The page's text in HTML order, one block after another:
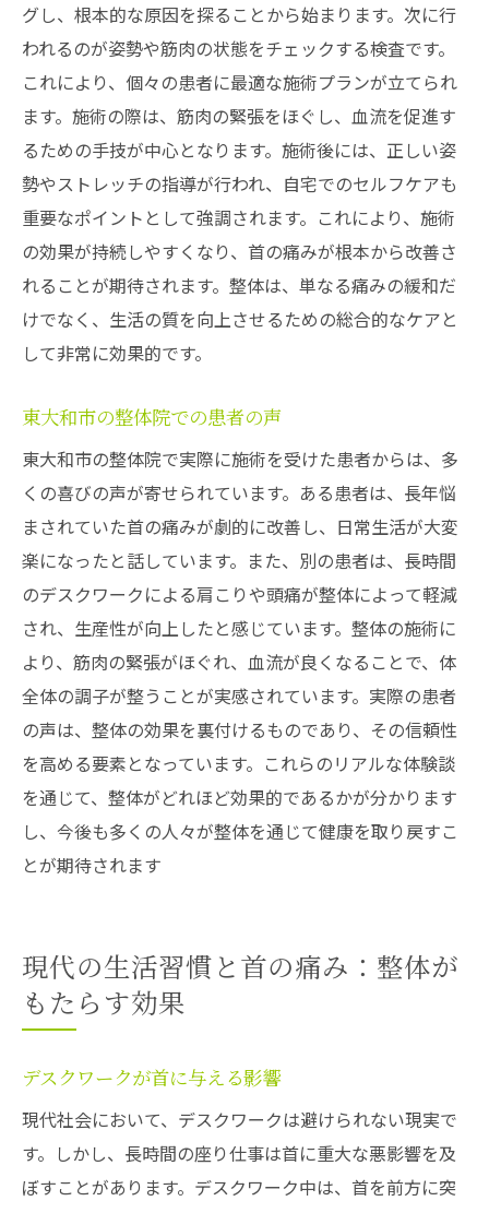
グし、根本的な原因を探ることから始まります。次に行
われるのが姿勢や筋肉の状態をチェックする検査です。
これにより、個々の患者に最適な施術プランが立てられ
ます。施術の際は、筋肉の緊張をほぐし、血流を促進す
るための手技が中心となります。施術後には、正しい姿
勢やストレッチの指導が行われ、自宅でのセルフケアも
重要なポイントとして強調されます。これにより、施術
の効果が持続しやすくなり、首の痛みが根本から改善さ
れることが期待されます。整体は、単なる痛みの緩和だ
けでなく、生活の質を向上させるための総合的なケアと
して非常に効果的です。
東大和市の整体院での患者の声
東大和市の整体院で実際に施術を受けた患者からは、多
くの喜びの声が寄せられています。ある患者は、長年悩
まされていた首の痛みが劇的に改善し、日常生活が大変
楽になったと話しています。また、別の患者は、長時間
のデスクワークによる肩こりや頭痛が整体によって軽減
され、生産性が向上したと感じています。整体の施術に
より、筋肉の緊張がほぐれ、血流が良くなることで、体
全体の調子が整うことが実感されています。実際の患者
の声は、整体の効果を裏付けるものであり、その信頼性
を高める要素となっています。これらのリアルな体験談
を通じて、整体がどれほど効果的であるかが分かります
し、今後も多くの人々が整体を通じて健康を取り戻すこ
とが期待されます
現代の生活習慣と首の痛み：整体が
もたらす効果
デスクワークが首に与える影響
現代社会において、デスクワークは避けられない現実で
す。しかし、長時間の座り仕事は首に重大な悪影響を及
ぼすことがあります。デスクワーク中は、首を前方に突